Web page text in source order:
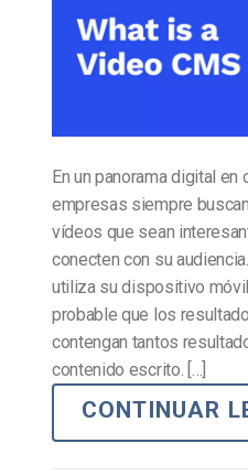
En un panorama digital
empresas siempre
vídeos que sean
conecten con su
utiliza su dispositivo
probable que los
contengan tantos
contenido escrito. […]
CONTINUAR